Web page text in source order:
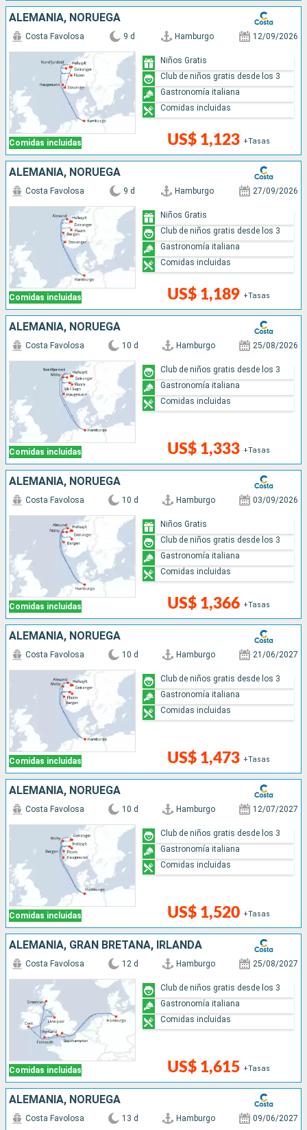
ALEMANIA, NORUEGA
Comidas incluidas
Costa Favolosa 9 d Hamburgo 12/09/2026
US$ 1,123 +Tasas
Niños Gratis
Club de niños gratis desde los 3
Gastronomía italiana
Comidas incluidas
ALEMANIA, NORUEGA
Comidas incluidas
Costa Favolosa 9 d Hamburgo 27/09/2026
US$ 1,189 +Tasas
Niños Gratis
Club de niños gratis desde los 3
Gastronomía italiana
Comidas incluidas
ALEMANIA, NORUEGA
Comidas incluidas
Costa Favolosa 10 d Hamburgo 25/08/2026
US$ 1,333 +Tasas
Club de niños gratis desde los 3
Gastronomía italiana
Comidas incluidas
ALEMANIA, NORUEGA
Comidas incluidas
Costa Favolosa 10 d Hamburgo 03/09/2026
US$ 1,366 +Tasas
Niños Gratis
Club de niños gratis desde los 3
Gastronomía italiana
Comidas incluidas
ALEMANIA, NORUEGA
Comidas incluidas
Costa Favolosa 10 d Hamburgo 21/06/2027
US$ 1,473 +Tasas
Club de niños gratis desde los 3
Gastronomía italiana
Comidas incluidas
ALEMANIA, NORUEGA
Comidas incluidas
Costa Favolosa 10 d Hamburgo 12/07/2027
US$ 1,520 +Tasas
Club de niños gratis desde los 3
Gastronomía italiana
Comidas incluidas
ALEMANIA, GRAN BRETAÑA, IRLANDA
Comidas incluidas
Costa Favolosa 12 d Hamburgo 25/08/2027
US$ 1,615 +Tasas
Club de niños gratis desde los 3
Gastronomía italiana
Comidas incluidas
ALEMANIA, NORUEGA
Costa Favolosa 13 d Hamburgo 09/06/2027